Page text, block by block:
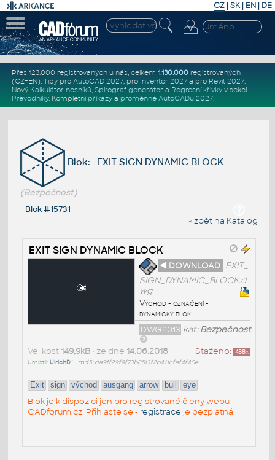
CZ | SK| EN | DE
Přes 123.000 registrovaných u nás, celkem 1.130.000registrovaných
(CZ+EN). Tipy pro AutoCAD 2027, pro Inventor 2027a pro Revit 2027.
Nový Kalkulátor nosníků, Spirograf generátor a Regresní křivkyv sekci
Převodníky. Kompletní příkazya proměnné AutoCADu 2027.
Blok: EXIT SIGN DYNAMIC BLOCK
(Bezpečnost)
Blok #15731
« zpět na Katalog
EXIT SIGN DYNAMIC BLOCK
◄ DOWNLOAD EXIT_
SIGN_DYNAMIC_BLOCK.d
wg
Východ - označení -
dynamický blok
kat:Bezpečnost
DWG2013
Staženo: 488x
Velikost 149,9kB• ze dne 14.06.2018
Umístil:UlrichD^ • md5: da9ff29f9f73b8513f2b411cfef4f40e
Exit sign východ ausgang arrow bull eye
Blok je k dispozici jen pro registrované členy webu
CADforum.cz. Přihlaste se - registrace je bezplatná.